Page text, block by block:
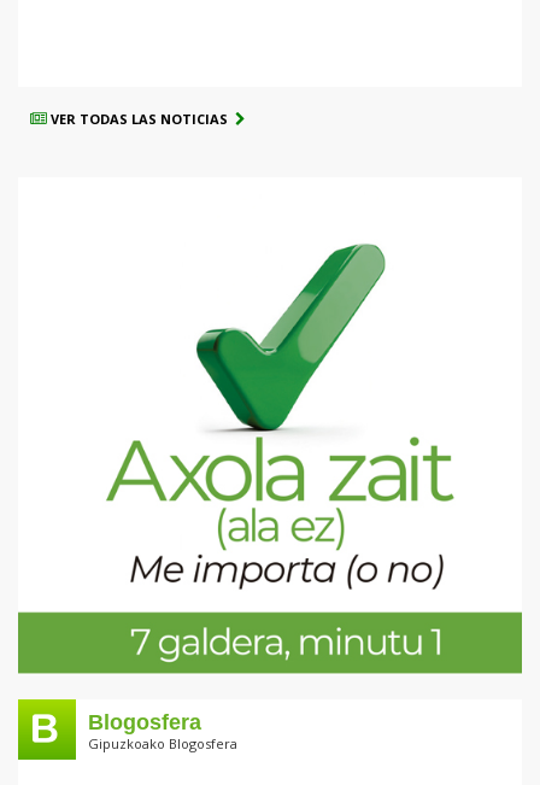
VER TODAS LAS NOTICIAS
Blogosfera
Gipuzkoako Blogosfera